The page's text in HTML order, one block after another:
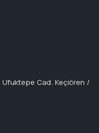
Cad. Keçiören /